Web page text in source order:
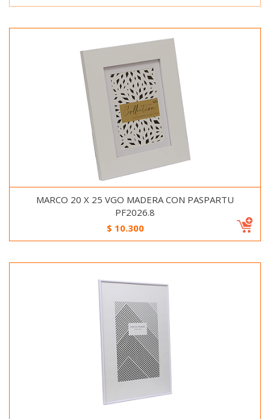
MARCO 20 X 25 VGO MADERA CON PASPARTU
PF2026.8
$ 10.300